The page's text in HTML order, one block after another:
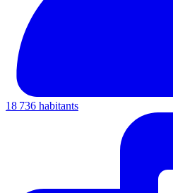
18 736 habitants